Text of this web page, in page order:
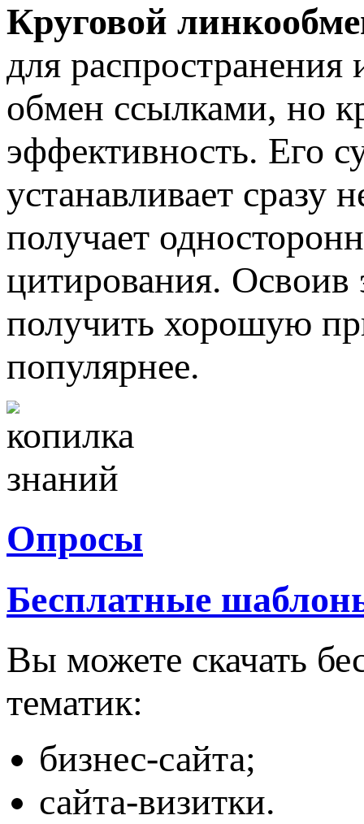
Круговой
для
обмен ссылками, но
эффективность. Его
устанавливает сразу
получает
цитирования. Освоив
получить хорошую
популярнее.
Опросы
Бесплатные
Вы можете скачать
тематик:
бизнес-сайта;
сайта-визитки.